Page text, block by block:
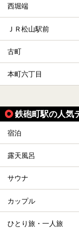
西堀端
ＪＲ松山駅前
古町
本町六丁目
鉄砲町駅の人気
宿泊
露天風呂
サウナ
カップル
ひとり旅・一人旅